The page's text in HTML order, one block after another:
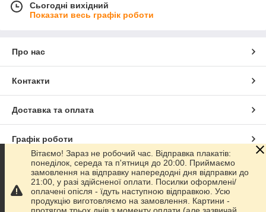
Сьогодні вихідний
Показати весь графік роботи
Про нас
Контакти
Доставка та оплата
Графік роботи
Повна версія сайту
Сайт створено на маркетплейсіProm.ua
Вітаємо! Зараз не робочий час. Відправка плакатів:
понеділок, середа та п'ятниця до 20:00. Приймаємо
замовлення на відправку напередодні дня відправки до
21:00, у разі здійсненої оплати. Посилки оформлені/
оплачені опісля - їдуть наступною відправкою. Усю
продукцію виготовляємо на замовлення. Картини -